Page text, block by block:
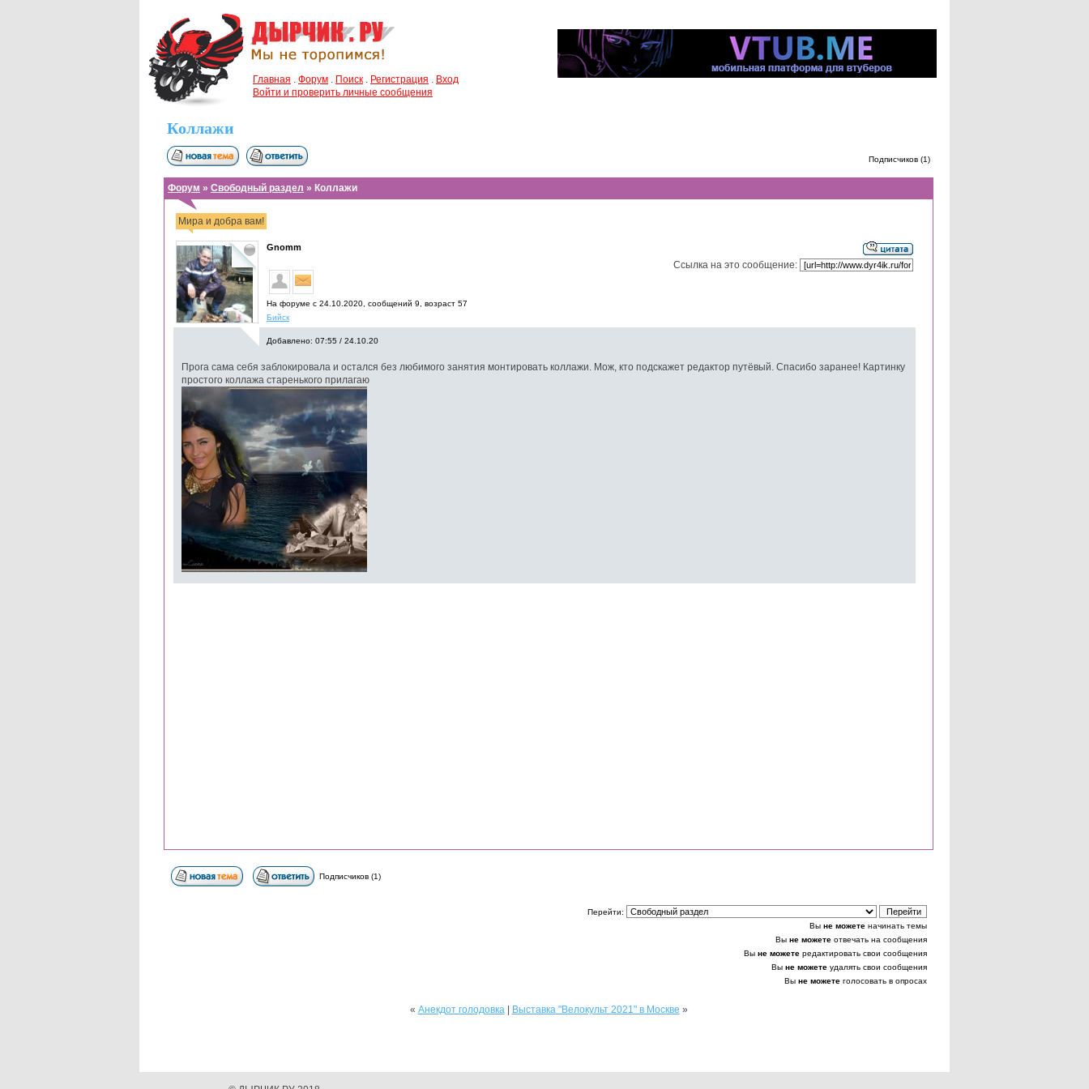
Главная . Форум . Поиск . Регистрация . Вход
Войти и проверить личные сообщения
Коллажи
Подписчиков (1)
Форум » Свободный раздел » Коллажи
Мира и добра вам!
Gnomm
На форуме с 24.10.2020, cообщений 9, возраст 57
Бийск
Ссылка на это сообщение:
Добавлено: 07:55 / 24.10.20
Прога сама себя заблокировала и остался без любимого занятия монтировать коллажи. Мож, кто подскажет редактор путёвый. Спасибо заранее! Картинку
простого коллажа старенького прилагаю
Подписчиков (1)
Перейти:
Вы не можете начинать темы
Вы не можете отвечать на сообщения
Вы не можете редактировать свои сообщения
Вы не можете удалять свои сообщения
Вы не можете голосовать в опросах
« Анекдот голодовка| Выставка "Велокульт 2021" в Москве »